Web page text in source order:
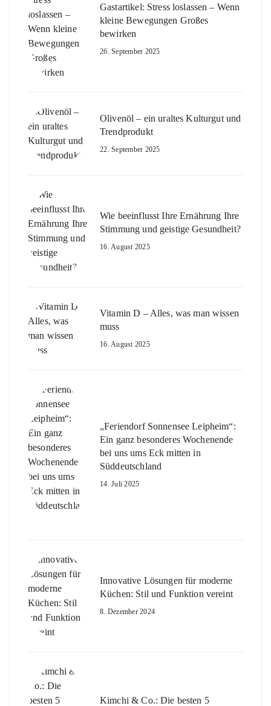
Gastartikel: Stress loslassen – Wenn
kleine Bewegungen Großes
bewirken
26. September 2025
Olivenöl – ein uraltes Kulturgut und
Trendprodukt
22. September 2025
Wie beeinflusst Ihre Ernährung Ihre
Stimmung und geistige Gesundheit?
16. August 2025
Vitamin D – Alles, was man wissen
muss
16. August 2025
„Feriendorf Sonnensee Leipheim“:
Ein ganz besonderes Wochenende
bei uns ums Eck mitten in
Süddeutschland
14. Juli 2025
Innovative Lösungen für moderne
Küchen: Stil und Funktion vereint
8. Dezember 2024
Kimchi & Co.: Die besten 5